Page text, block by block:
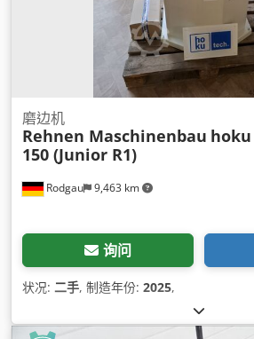
Rodgau 9,463 km
磨边机
Rehnen Maschinenbau hoku
150 (Junior R1)
询问
状况: 二手, 制造年份: 2025,